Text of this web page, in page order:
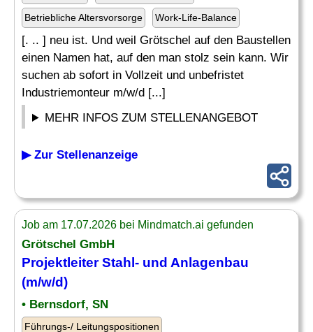
Betriebliche Altersvorsorge Work-Life-Balance
[. .. ] neu ist. Und weil Grötschel auf den Baustellen
einen Namen hat, auf den man stolz sein kann. Wir
suchen ab sofort in Vollzeit und unbefristet
Industriemonteur m/w/d [...]
MEHR INFOS ZUM STELLENANGEBOT
▶ Zur Stellenanzeige
Job am 17.07.2026 bei Mindmatch.ai gefunden
Grötschel GmbH
ProjektleiterStahl - und Anlagenbau
(m/w/d)
• Bernsdorf, SN
Führungs-/ Leitungspositionen